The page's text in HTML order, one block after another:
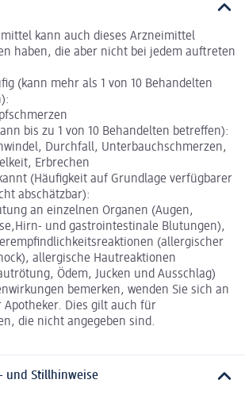
kann auch dieses Arzneimittel
haben, die aber nicht bei jedem auftreten
(kann mehr als 1 von 10 Behandelten
bis zu 1 von 10 Behandelten betreffen):
Durchfall, Unterbauchschmerzen,
Erbrechen
(Häufigkeit auf Grundlage verfügbarer
abschätzbar):
an einzelnen Organen (Augen,
und gastrointestinale Blutungen),
(allergischer
allergische Hautreaktionen
Ödem, Jucken und Ausschlag)
bemerken, wenden Sie sich an
Apotheker. Dies gilt auch für
die nicht angegeben sind.
und Stillhinweise